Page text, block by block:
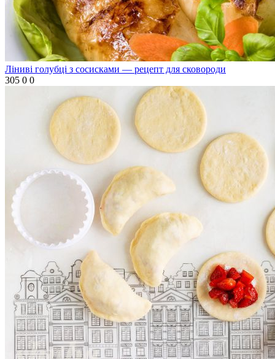
Ліниві голубці з сосисками — рецепт для сковороди
305 0 0